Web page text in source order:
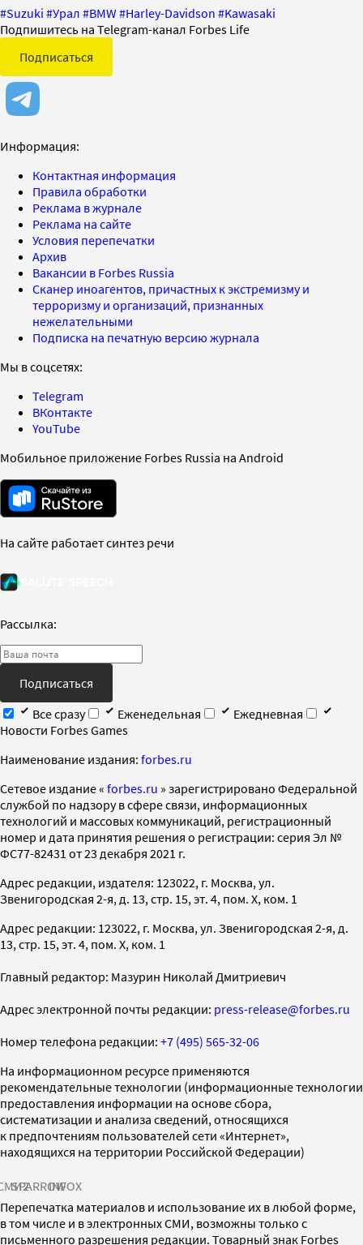
#Suzuki #Урал #BMW #Harley-Davidson #Kawasaki
Подпишитесь на Telegram-канал Forbes Life
Подписаться
Информация:
Контактная информация
Правила обработки
Реклама в журнале
Реклама на сайте
Условия перепечатки
Архив
Вакансии в Forbes Russia
Сканер иноагентов, причастных к экстремизму и
терроризму и организаций, признанных
нежелательными
Подписка на печатную версию журнала
Мы в соцсетях:
Telegram
ВКонтакте
YouTube
Мобильное приложение Forbes Russia на Android
На сайте работает синтез речи
Рассылка:
Подписаться
Все сразу
Еженедельная
Ежедневная
Новости Forbes Games
Наименование издания: forbes.ru
Cетевое издание « forbes.ru » зарегистрировано Федеральной
службой по надзору в сфере связи, информационных
технологий и массовых коммуникаций, регистрационный
номер и дата принятия решения о регистрации: серия Эл №
ФС77-82431 от 23 декабря 2021 г.
Адрес редакции, издателя: 123022, г. Москва, ул.
Звенигородская 2-я, д. 13, стр. 15, эт. 4, пом. X, ком. 1
Адрес редакции: 123022, г. Москва, ул. Звенигородская 2-я, д.
13, стр. 15, эт. 4, пом. X, ком. 1
Главный редактор: Мазурин Николай Дмитриевич
Адрес электронной почты редакции: press-release@forbes.ru
Номер телефона редакции: +7 (495) 565-32-06
На информационном ресурсе применяются
рекомендательные технологии (информационные технологии
предоставления информации на основе сбора,
систематизации и анализа сведений, относящихся
к предпочтениям пользователей сети «Интернет»,
находящихся на территории Российской Федерации)
SPARROWINFOX
Перепечатка материалов и использование их в любой форме,
в том числе и в электронных СМИ, возможны только с
письменного разрешения редакции. Товарный знак Forbes